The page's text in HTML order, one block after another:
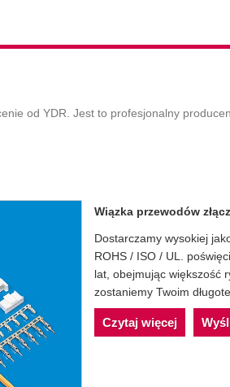
od YDR. Jest to profesjonalny
Wiązka przewodów
Dostarczamy wysokiej
ROHS / ISO / UL.
lat, obejmując większość
zostaniemy Twoim
Czytaj więcej